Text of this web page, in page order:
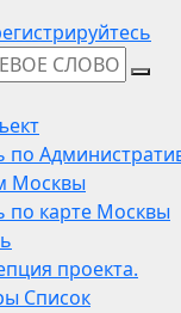
по
Москвы
по карте Москвы
проекта.
Список